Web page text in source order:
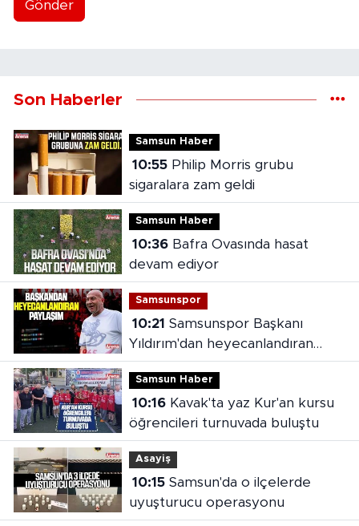
Gönder
Son Haberler
Samsun Haber
10:55Philip Morris grubu
sigaralara zam geldi
Samsun Haber
10:36Bafra Ovasında hasat
devam ediyor
Samsunspor
10:21
Yıldırım'dan heyecanlandıran
paylaşım
Samsun Haber
10:16Kavak'ta yaz Kur'an kursu
öğrencileri turnuvada buluştu
Asayiş
10:15Samsun'da o ilçelerde
uyuşturucu operasyonu